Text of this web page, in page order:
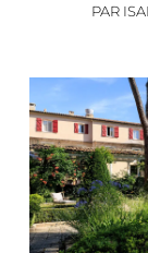
PAR